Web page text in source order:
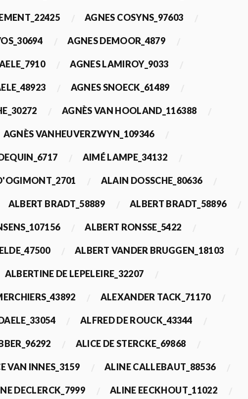
AGNES COSYNS_97603
AGNES DEMOOR_4879
AGNES LAMIROY_9033
AGNES SNOECK_61489
AGNÈS VAN HOOLAND_116388
AGNÈS VANHEUVERZWYN_109346
AIMÉ LAMPE_34132
ALAIN DOSSCHE_80636
ALBERT BRADT_58889 ALBERT BRADT_58896
ALBERT RONSSE_5422
ALBERT VANDER BRUGGEN_18103
ALBERTINE DE LEPELEIRE_32207
ALEXANDER TACK_71170
ALFRED DE ROUCK_43344
ALICE DE STERCKE_69868
VAN INNES_3159 ALINE CALLEBAUT_88536
DECLERCK_7999 ALINE EECKHOUT_11022